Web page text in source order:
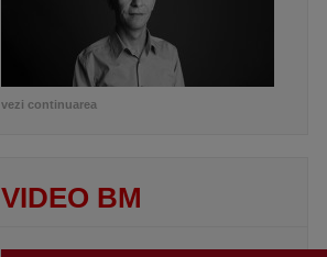
vezi continuarea
VIDEO BM